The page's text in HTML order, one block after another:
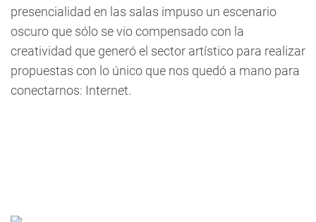
presencialidad en las salas impuso un escenario
oscuro que sólo se vio compensado con la
creatividad que generó el sector artístico para realizar
propuestas con lo único que nos quedó a mano para
conectarnos: Internet.